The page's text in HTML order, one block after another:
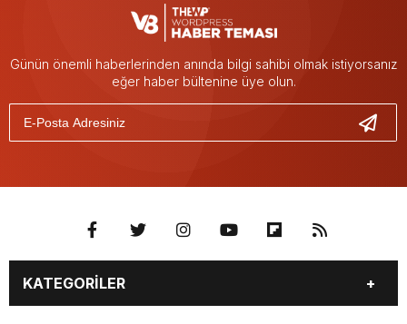
Günün önemli haberlerinden anında bilgi sahibi olmak istiyorsanız
eğer haber bültenine üye olun.
KATEGORİLER